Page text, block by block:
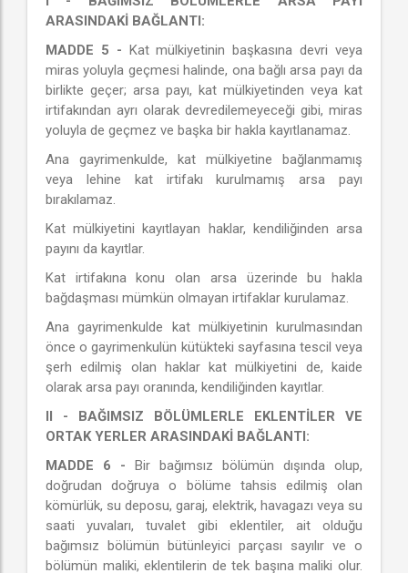
ARASINDAKİ BAĞLANTI:
MADDE 5 - Kat mülkiyetinin başkasına devri veya
miras yoluyla geçmesi halinde, ona bağlı arsa payı da
birlikte geçer; arsa payı, kat mülkiyetinden veya kat
irtifakından ayrı olarak devredilemeyeceği gibi, miras
yoluyla de geçmez ve başka bir hakla kayıtlanamaz.
Ana gayrimenkulde, kat mülkiyetine bağlanmamış
veya lehine kat irtifakı kurulmamış arsa payı
bırakılamaz.
Kat mülkiyetini kayıtlayan haklar, kendiliğinden arsa
payını da kayıtlar.
Kat irtifakına konu olan arsa üzerinde bu hakla
bağdaşması mümkün olmayan irtifaklar kurulamaz.
Ana gayrimenkulde kat mülkiyetinin kurulmasından
önce o gayrimenkulün kütükteki sayfasına tescil veya
şerh edilmiş olan haklar kat mülkiyetini de, kaide
olarak arsa payı oranında, kendiliğinden kayıtlar.
II - BAĞIMSIZ BÖLÜMLERLE EKLENTİLER VE
ORTAK YERLER ARASINDAKİ BAĞLANTI:
MADDE 6 - Bir bağımsız bölümün dışında olup,
doğrudan doğruya o bölüme tahsis edilmiş olan
kömürlük, su deposu, garaj, elektrik, havagazı veya su
saati yuvaları, tuvalet gibi eklentiler, ait olduğu
bağımsız bölümün bütünleyici parçası sayılır ve o
bölümün maliki, eklentilerin de tek başına maliki olur.